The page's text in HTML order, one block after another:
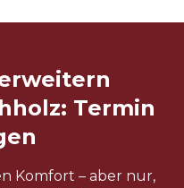
Termin
Komfort – aber nur,